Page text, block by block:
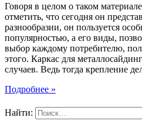
Говоря в целом о таком
отметить, что сегодня он
разнообразии, он пользуется
популярностью, а его виды,
выбор каждому потребителю,
этого. Каркас для
случаев. Ведь тогда крепление
Подробнее »
Найти: